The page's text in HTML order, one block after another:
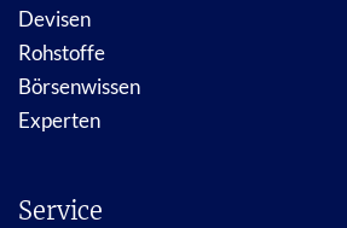
Devisen
Rohstoffe
Börsenwissen
Experten
Service